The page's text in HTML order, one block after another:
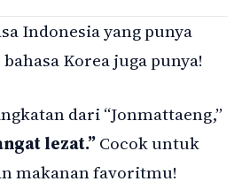
Indonesia yang punya
Korea juga punya!
dari “Jonmattaeng,”
lezat.”Cocok untuk
makanan favoritmu!